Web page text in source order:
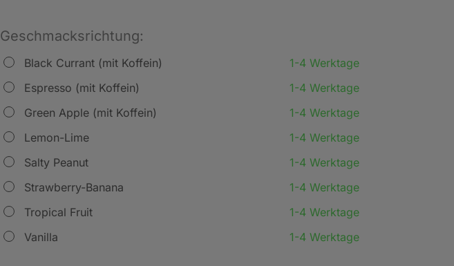
Geschmacksrichtung:
Black Currant (mit Koffein)
1-4 Werktage
Espresso (mit Koffein)
1-4 Werktage
Green Apple (mit Koffein)
1-4 Werktage
Lemon-Lime
1-4 Werktage
Salty Peanut
1-4 Werktage
Strawberry-Banana
1-4 Werktage
Tropical Fruit
1-4 Werktage
Vanilla
1-4 Werktage